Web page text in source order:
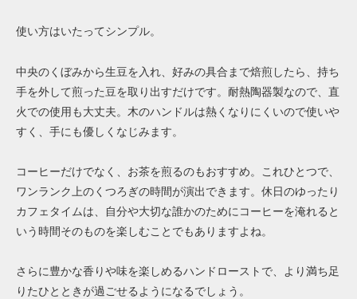
使い方はいたってシンプル。
中央のくぼみから生豆を入れ、好みの具合まで焙煎したら、持ち
手を外して煎った豆を取り出すだけです。耐熱陶器製なので、直
火での使用も大丈夫。木のハンドルは熱くなりにくいので使いや
すく、手にも優しくなじみます。
コーヒーだけでなく、お茶を煎るのもおすすめ。これひとつで、
ワンランク上のくつろぎの時間が演出できます。 休日のゆったり
カフェタイムは、自分や大切な誰かのためにコーヒーを淹れると
いう時間そのものを楽しむことでもありますよね。
さらに豊かな香りや味を楽しめるハンドローストで、より満ち足
りたひとときが過ごせるようになるでしょう。